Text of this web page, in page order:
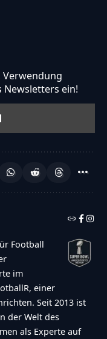
Verwendung
Newsletters ein!
Football
im
einer
Seit 2013 ist
der Welt des
als Experte auf